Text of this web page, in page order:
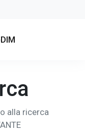
alla ricerca